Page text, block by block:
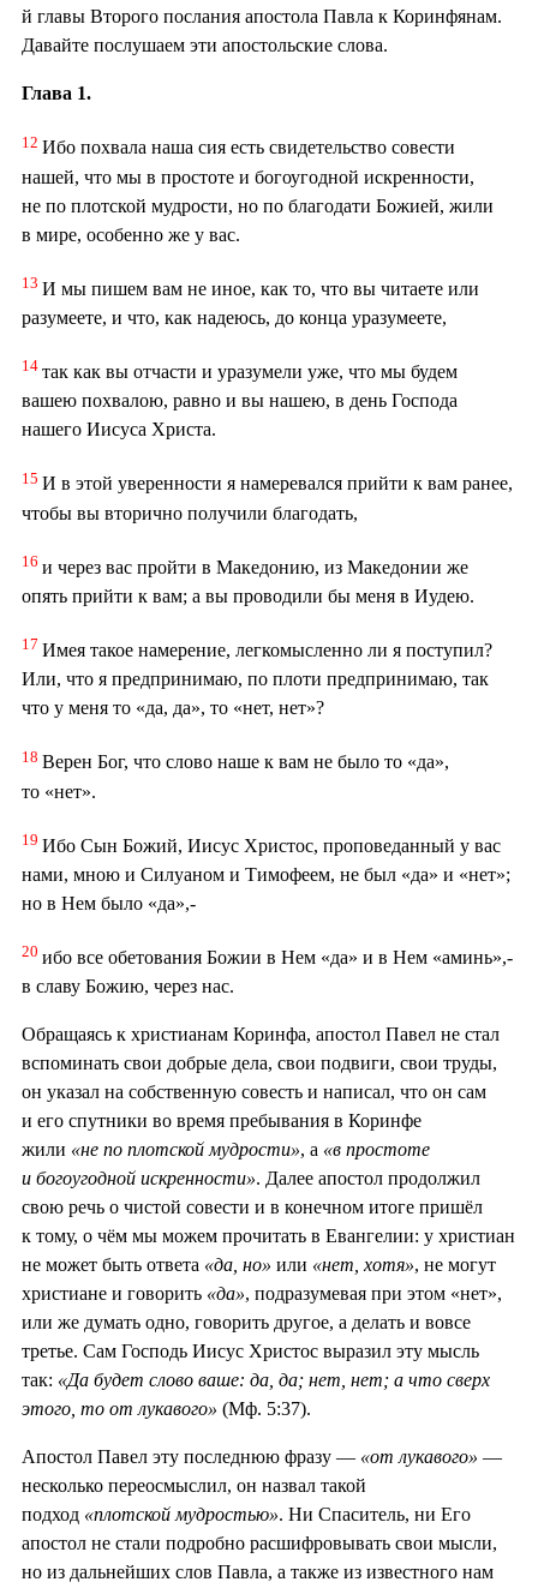
й главы Второго послания апостола Павла к Коринфянам.
Давайте послушаем эти апостольские слова.
Глава 1.
12 Ибо похвала наша сия есть свидетельство совести
нашей, что мы в простоте и богоугодной искренности,
не по плотской мудрости, но по благодати Божией, жили
в мире, особенно же у вас.
13 И мы пишем вам не иное, как то, что вы читаете или
разумеете, и что, как надеюсь, до конца уразумеете,
14 так как вы отчасти и уразумели уже, что мы будем
вашею похвалою, равно и вы нашею, в день Господа
нашего Иисуса Христа.
15 И в этой уверенности я намеревался прийти к вам ранее,
чтобы вы вторично получили благодать,
16 и через вас пройти в Македонию, из Македонии же
опять прийти к вам; а вы проводили бы меня в Иудею.
17 Имея такое намерение, легкомысленно ли я поступил?
Или, что я предпринимаю, по плоти предпринимаю, так
что у меня то «да, да», то «нет, нет»?
18 Верен Бог, что слово наше к вам не было то «да»,
то «нет».
19 Ибо Сын Божий, Иисус Христос, проповеданный у вас
нами, мною и Силуаном и Тимофеем, не был «да» и «нет»;
но в Нем было «да»,-
20 ибо все обетования Божии в Нем «да» и в Нем «аминь»,-
в славу Божию, через нас.
Обращаясь к христианам Коринфа, апостол Павел не стал
вспоминать свои добрые дела, свои подвиги, свои труды,
он указал на собственную совесть и написал, что он сам
и его спутники во время пребывания в Коринфе
жили «не по плотской мудрости», а «в простоте
и богоугодной искренности». Далее апостол продолжил
свою речь о чистой совести и в конечном итоге пришёл
к тому, о чём мы можем прочитать в Евангелии: у христиан
не может быть ответа «да, но» или «нет, хотя», не могут
христиане и говорить «да», подразумевая при этом «нет»,
или же думать одно, говорить другое, а делать и вовсе
третье. Сам Господь Иисус Христос выразил эту мысль
так: «Да будет слово ваше: да, да; нет, нет; а что сверх
этого, то от лукавого» (Мф. 5:37).
Апостол Павел эту последнюю фразу — «от лукавого» —
несколько переосмыслил, он назвал такой
подход «плотской мудростью». Ни Спаситель, ни Его
апостол не стали подробно расшифровывать свои мысли,
но из дальнейших слов Павла, а также из известного нам